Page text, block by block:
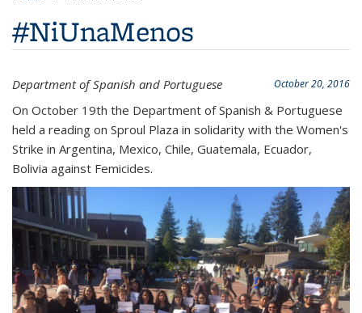
#NiUnaMenos
October 20, 2016
Department of Spanish and Portuguese
On October 19th the Department of Spanish & Portuguese
held a reading on Sproul Plaza in solidarity with the Women's
Strike in Argentina, Mexico, Chile, Guatemala, Ecuador,
Bolivia against Femicides.